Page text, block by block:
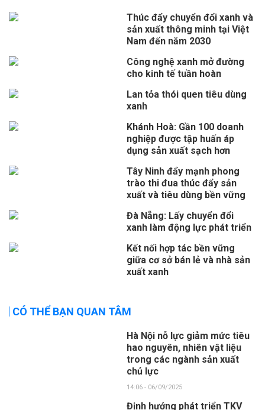
Thúc đẩy chuyển đổi xanh và
sản xuất thông minh tại Việt
Nam đến năm 2030
Công nghệ xanh mở đường
cho kinh tế tuần hoàn
Lan tỏa thói quen tiêu dùng
xanh
Khánh Hoà: Gần 100 doanh
nghiệp được tập huấn áp
dụng sản xuất sạch hơn
Tây Ninh đẩy mạnh phong
trào thi đua thúc đẩy sản
xuất và tiêu dùng bền vững
Đà Nẵng: Lấy chuyển đổi
xanh làm động lực phát triển
Kết nối hợp tác bền vững
giữa cơ sở bán lẻ và nhà sản
xuất xanh
CÓ THỂ BẠN QUAN TÂM
Hà Nội nỗ lực giảm mức tiêu
hao nguyên, nhiên vật liệu
trong các ngành sản xuất
chủ lực
14:06 - 06/09/2025
Định hướng phát triển TKV